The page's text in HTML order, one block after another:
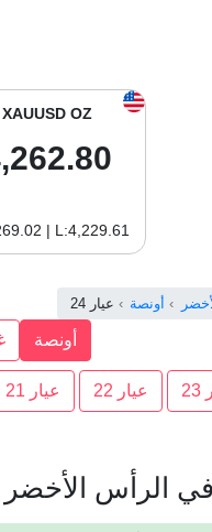
XAUUSD OZ
| L:4,229.61
أونصة عيار 24
أونصة
عيار 22 عيار 21
الرأس الأخضر